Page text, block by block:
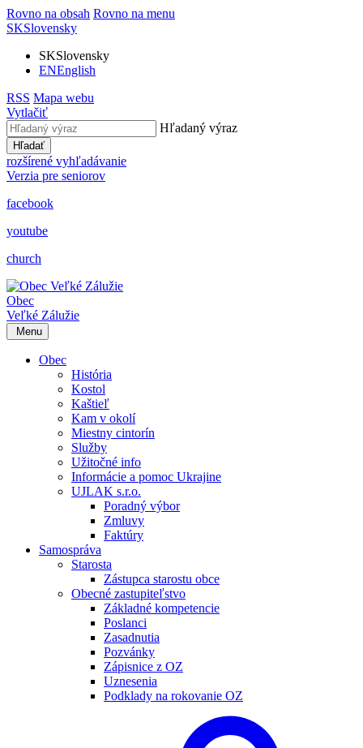
Rovno na obsah Rovno na menu
SKSlovensky
SKSlovensky
ENEnglish
RSS Mapa webu
Vytlačiť
Hľadaný výraz
Hľadať
rozšírené vyhľadávanie
Verzia pre seniorov
facebook
youtube
church
Obec
Veľké Zálužie
Menu
Obec
História
Kostol
Kaštieľ
Kam v okolí
Miestny cintorín
Služby
Užitočné info
Informácie a pomoc Ukrajine
UJLAK s.r.o.
Poradný výbor
Zmluvy
Faktúry
Samospráva
Starosta
Zástupca starostu obce
Obecné zastupiteľstvo
Základné kompetencie
Poslanci
Zasadnutia
Pozvánky
Zápisnice z OZ
Uznesenia
Podklady na rokovanie OZ